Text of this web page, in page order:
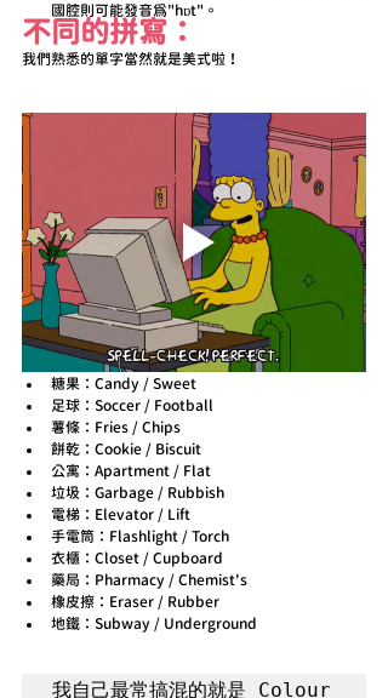
國腔則可能發音為"hɒt"。
不同的拼寫：
我們熟悉的單字當然就是美式啦！
糖果：Candy / Sweet
足球：Soccer / Football
薯條：Fries / Chips
餅乾：Cookie / Biscuit
公寓：Apartment / Flat
垃圾：Garbage / Rubbish
電梯：Elevator / Lift
手電筒：Flashlight / Torch
衣櫃：Closet / Cupboard
藥局：Pharmacy / Chemist's
橡皮擦：Eraser / Rubber
地鐵：Subway / Underground
我自己最常搞混的就是 Colour